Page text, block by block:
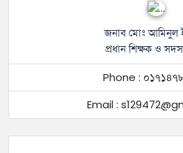
জনাব মোঃ আমিনুল
প্রধান ‍শিক্ষক ও
Phone :
Email :